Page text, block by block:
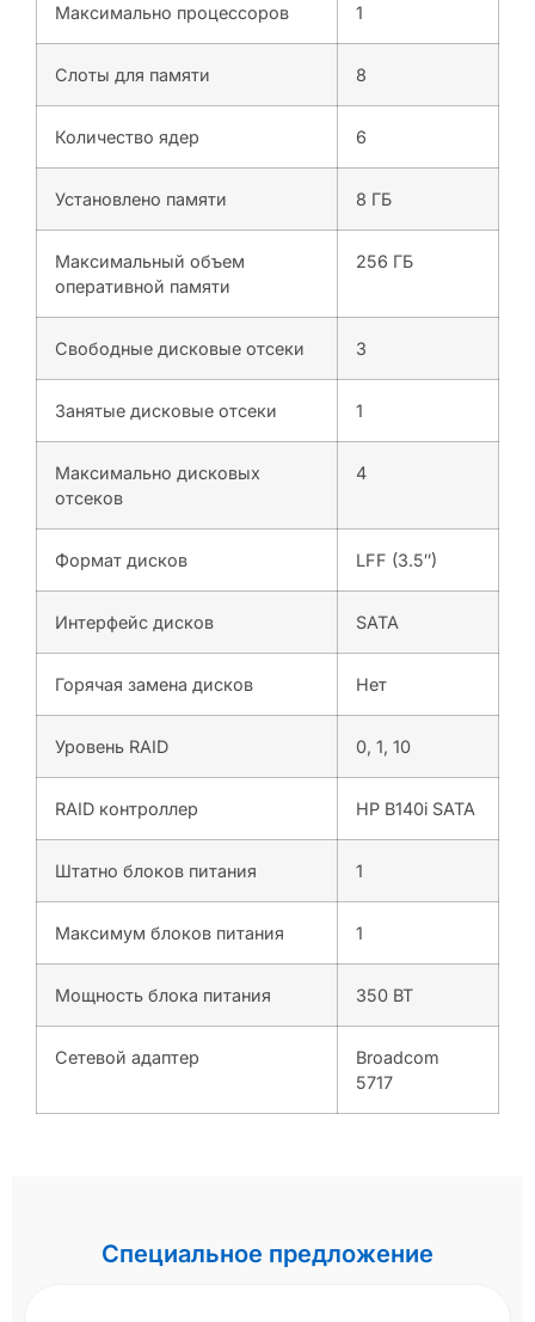
Максимально процессоров 1
Слоты для памяти 8
Количество ядер 6
Установлено памяти 8 ГБ
Максимальный объем
оперативной памяти
256 ГБ
Свободные дисковые отсеки 3
Занятые дисковые отсеки 1
Максимально дисковых
отсеков
4
Формат дисков LFF (3.5″)
Интерфейс дисков SATA
Горячая замена дисков Нет
Уровень RAID 0, 1, 10
RAID контроллер HP B140i SATA
Штатно блоков питания 1
Максимум блоков питания 1
Мощность блока питания 350 ВТ
Сетевой адаптер
Broadcom
5717
Специальное предложение